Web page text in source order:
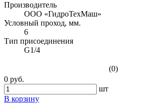
Производитель
ООО «ГидроТехМаш»
Условный проход, мм.
6
Тип присоединения
G1/4
(0)
0 руб.
шт
В корзину